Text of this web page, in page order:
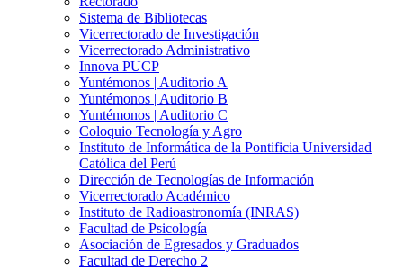
Sistema de Bibliotecas
Vicerrectorado de Investigación
Vicerrectorado Administrativo
Innova PUCP
Yuntémonos | Auditorio A
Yuntémonos | Auditorio B
Yuntémonos | Auditorio C
Coloquio Tecnología y Agro
Instituto de Informática de la Pontificia Universidad
Católica del Perú
Dirección de Tecnologías de Información
Vicerrectorado Académico
Instituto de Radioastronomía (INRAS)
Facultad de Psicología
Asociación de Egresados y Graduados
Facultad de Derecho 2